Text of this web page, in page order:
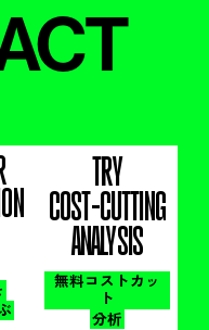
TRY
COST-CUTTING
ANALYSIS
無料コストカッ
ト
分析